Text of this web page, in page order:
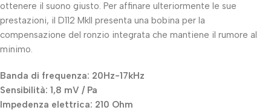
ottenere il suono giusto. Per affinare ulteriormente le sue
prestazioni, il D112 MkII presenta una bobina per la
compensazione del ronzio integrata che mantiene il rumore al
minimo.
Banda di frequenza: 20Hz-17kHz
Sensibilità: 1,8 mV / Pa
Impedenza elettrica: 210 Ohm